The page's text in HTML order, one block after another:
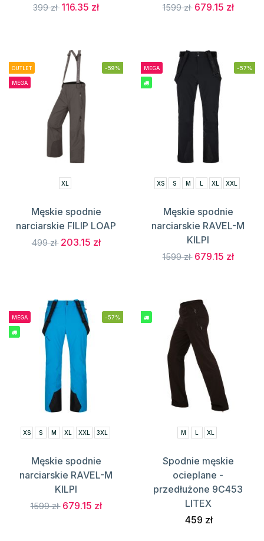
399 zł 116.35 zł 1599 zł 679.15 zł
OUTLET
MEGA
-59%
XL
Męskie spodnie
narciarskie FILIP LOAP
499 zł 203.15 zł
MEGA -57%
XS S M L XL XXL
Męskie spodnie
narciarskie RAVEL-M
KILPI
1599 zł 679.15 zł
MEGA -57%
XS S M XL XXL 3XL
Męskie spodnie
narciarskie RAVEL-M
KILPI
1599 zł 679.15 zł
M L XL
Spodnie męskie
ocieplane -
przedłużone 9C453
LITEX
459 zł